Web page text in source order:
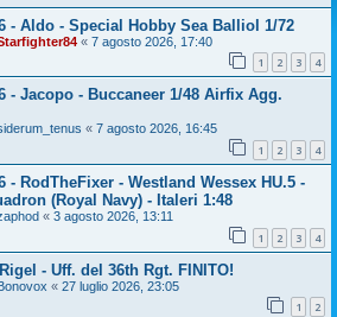
- Aldo - Special Hobby Sea Balliol 1/72
« 7 agosto 2026, 17:40
1 2 3 4
- Jacopo - Buccaneer 1/48 Airfix Agg.
« 7 agosto 2026, 16:45
1 2 3 4
- RodTheFixer - Westland Wessex HU.5 -
(Royal Navy) - Italeri 1:48
« 3 agosto 2026, 13:11
1 2 3 4
- Uff. del 36th Rgt. FINITO!
« 27 luglio 2026, 23:05
1 2